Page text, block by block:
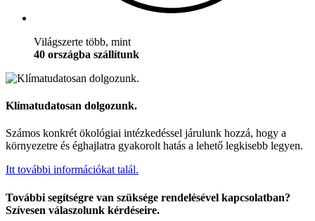
Világszerte több, mint
40 országba szállítunk
Klímatudatosan dolgozunk.
Számos konkrét ökológiai intézkedéssel járulunk hozzá, hogy a
környezetre és éghajlatra gyakorolt hatás a lehető legkisebb legyen.
Itt további információkat talál.
További segítségre van szüksége rendelésével kapcsolatban?
Szívesen válaszolunk kérdéseire.